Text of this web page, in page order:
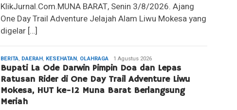
KlikJurnal.Com.MUNA BARAT, Senin 3/8/2026. Ajang
One Day Trail Adventure Jelajah Alam Liwu Mokesa yang
digelar […]
BERITA, DAERAH, KESEHATAN, OLAHRAGA Redaksi
1 Agustus 2026
Bupati La Ode Darwin Pimpin Doa dan Lepas
Ratusan Rider di One Day Trail Adventure Liwu
Mokesa, HUT ke-12 Muna Barat Berlangsung
Meriah